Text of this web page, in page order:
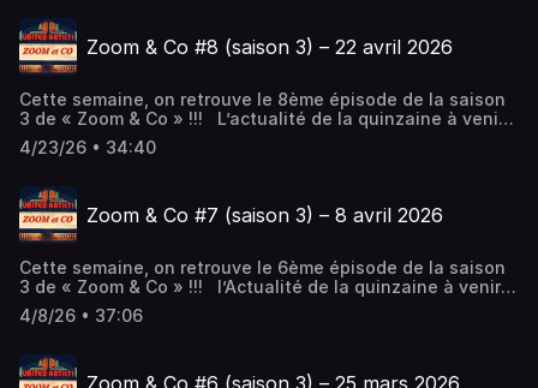
Lejeune, acteur du film et éleveur sur le Larzac, à la ferme
du Sot Clément et Antoine étaient présent à Millau, à
l’occasion de la projection du film au cinéma, le lundi 27
Zoom & Co #8 (saison 3) – 22 avril 2026
Cette semaine, on retrouve le 8ème épisode de la saison
3 de « Zoom & Co » !!! L’actualité de la quinzaine à venir
du cinéma de Millau. Avec Didier, Muriel, Pierre-Emmanuel
et Marion Bargès, réalisatrice de « Terre de saut« .
4/23/26 • 34:40
Zoom & Co #7 (saison 3) – 8 avril 2026
Cette semaine, on retrouve le 6ème épisode de la saison
3 de « Zoom & Co » !!! l’Actualité de la quinzaine à venir
au cinéma de Millau.
4/8/26 • 37:06
Zoom & Co #6 (saison 3) – 25 mars 2026